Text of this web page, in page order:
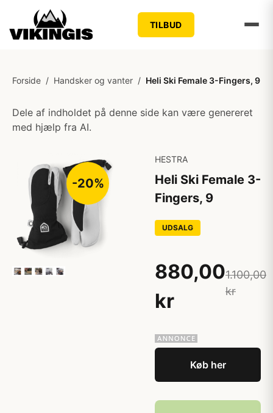
TILBUD
Forside / Handsker og vanter / Heli Ski Female 3-Fingers, 9
Dele af indholdet på denne side kan være genereret
med hjælp fra AI.
-20%
HESTRA
Heli Ski Female 3-
Fingers, 9
UDSALG
880,00
kr
1.100,00
kr
Køb her